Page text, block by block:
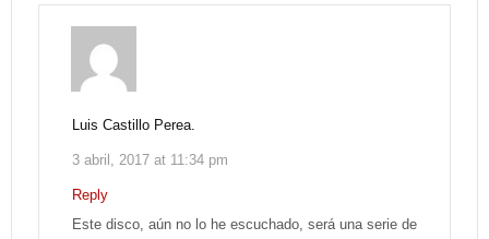
Luis Castillo Perea.
3 abril, 2017 at 11:34 pm
Reply
Este disco, aún no lo he escuchado, será una serie de